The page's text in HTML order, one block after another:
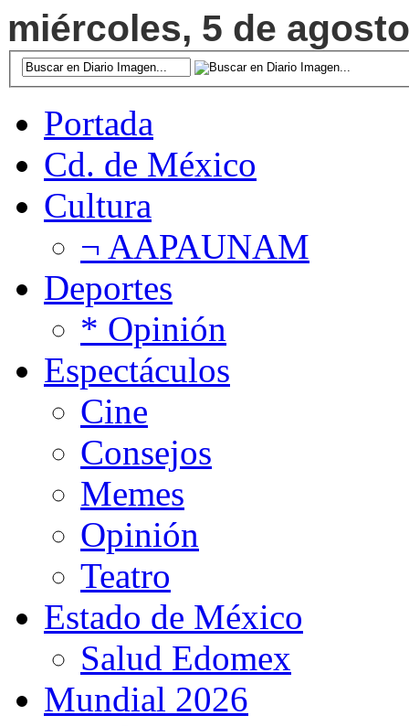
miércoles, 5 de
Portada
Cd. de México
Cultura
¬ AAPAUNAM
Deportes
* Opinión
Espectáculos
Cine
Consejos
Memes
Opinión
Teatro
Estado de México
Salud Edomex
Mundial 2026